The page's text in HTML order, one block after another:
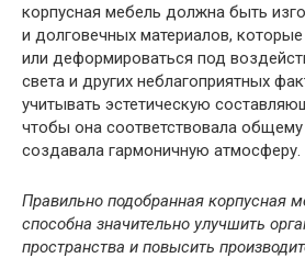
корпусная мебель должна быть
и долговечных материалов,
или деформироваться под
света и других неблагоприятных
учитывать эстетическую
чтобы она соответствовала
создавала гармоничную атмосферу.
Правильно подобранная корпусная
способна значительно улучшить
пространства и повысить